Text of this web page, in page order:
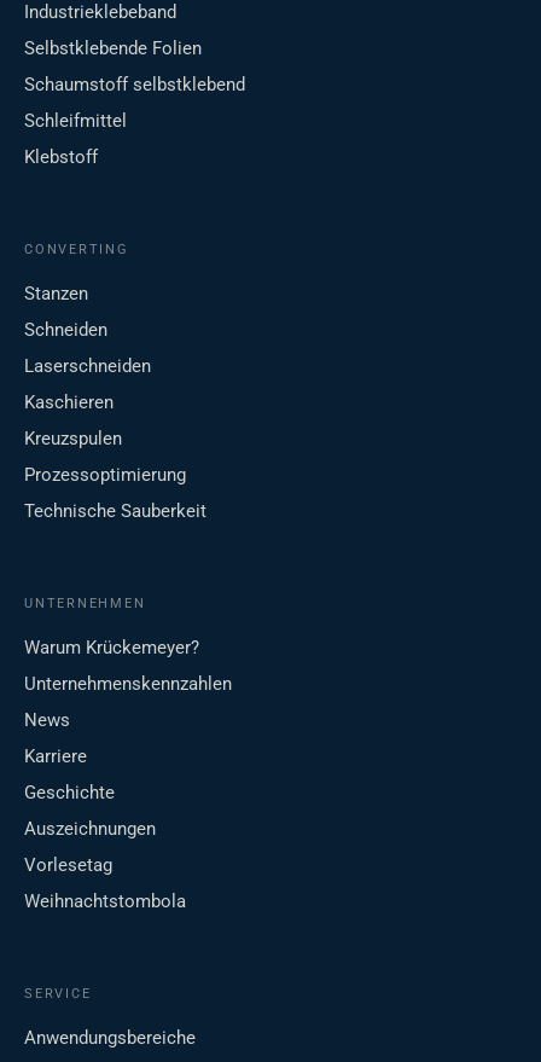
Industrieklebeband
Selbstklebende Folien
Schaumstoff selbstklebend
Schleifmittel
Klebstoff
CONVERTING
Stanzen
Schneiden
Laserschneiden
Kaschieren
Kreuzspulen
Prozessoptimierung
Technische Sauberkeit
UNTERNEHMEN
Warum Krückemeyer?
Unternehmenskennzahlen
News
Karriere
Geschichte
Auszeichnungen
Vorlesetag
Weihnachtstombola
SERVICE
Anwendungsbereiche